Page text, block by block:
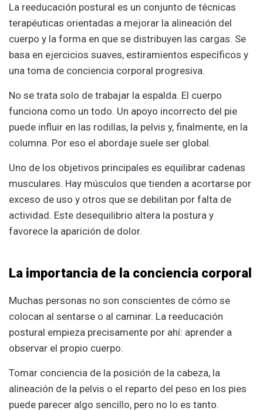
La reeducación postural es un conjunto de técnicas
terapéuticas orientadas a mejorar la alineación del
cuerpo y la forma en que se distribuyen las cargas. Se
basa en ejercicios suaves, estiramientos específicos y
una toma de conciencia corporal progresiva.
No se trata solo de trabajar la espalda. El cuerpo
funciona como un todo. Un apoyo incorrecto del pie
puede influir en las rodillas, la pelvis y, finalmente, en la
columna. Por eso el abordaje suele ser global.
Uno de los objetivos principales es equilibrar cadenas
musculares. Hay músculos que tienden a acortarse por
exceso de uso y otros que se debilitan por falta de
actividad. Este desequilibrio altera la postura y
favorece la aparición de dolor.
La importancia de la conciencia corporal
Muchas personas no son conscientes de cómo se
colocan al sentarse o al caminar. La reeducación
postural empieza precisamente por ahí: aprender a
observar el propio cuerpo.
Tomar conciencia de la posición de la cabeza, la
alineación de la pelvis o el reparto del peso en los pies
puede parecer algo sencillo, pero no lo es tanto.